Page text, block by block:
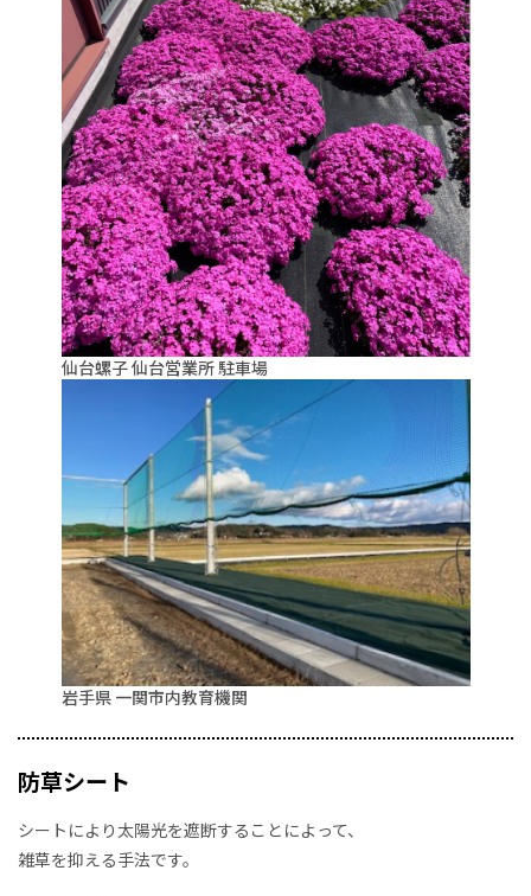
仙台螺子 仙台営業所 駐車場
岩手県 一関市内教育機関
防草シート
シートにより太陽光を遮断することによって、
雑草を抑える手法です。